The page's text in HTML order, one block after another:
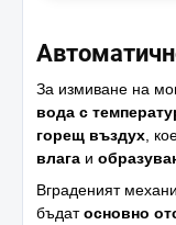
За измиване на
вода с
горещ въздух ,
влага и
Вграденият
бъдатосновно